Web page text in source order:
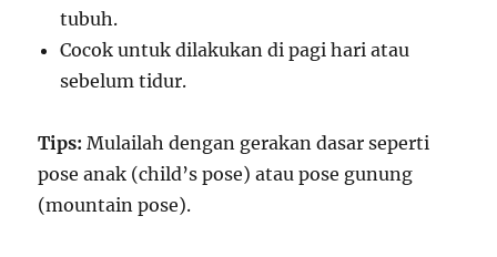
tubuh.
Cocok untuk dilakukan di pagi hari atau
sebelum tidur.
Tips: Mulailah dengan gerakan dasar seperti
pose anak (child’s pose) atau pose gunung
(mountain pose).